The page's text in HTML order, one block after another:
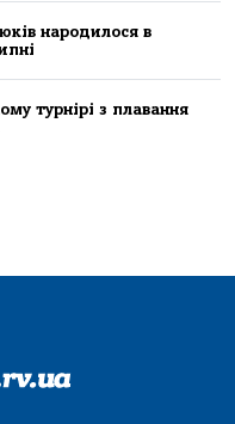
народилося в
турнірі з плавання